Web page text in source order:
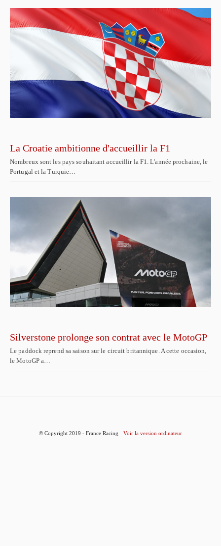
La Croatie ambitionne d'accueillir la F1
Nombreux sont les pays souhaitant accueillir la F1. L'année prochaine, le
Portugal et la Turquie…
Silverstone prolonge son contrat avec le MotoGP
Le paddock reprend sa saison sur le circuit britannique. A cette occasion,
le MotoGP a…
© Copyright 2019 - France Racing Voir la version ordinateur